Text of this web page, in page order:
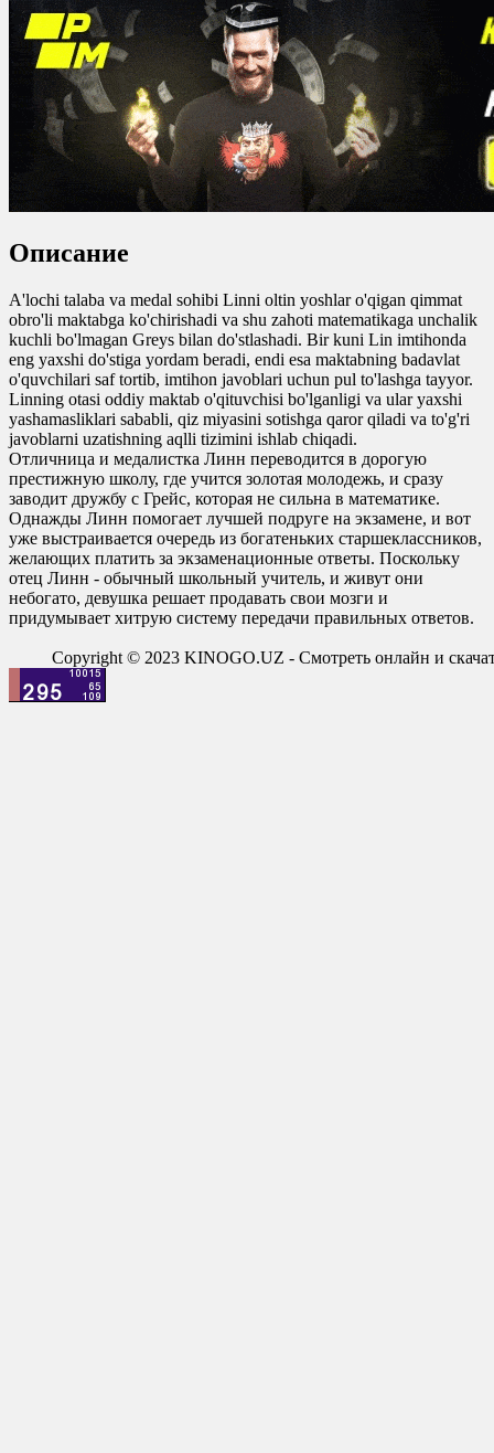
yuklash
Описание
A'lochi talaba va medal sohibi Linni oltin yoshlar o'qigan qimmat
obro'li maktabga ko'chirishadi va shu zahoti matematikaga unchalik
kuchli bo'lmagan Greys bilan do'stlashadi. Bir kuni Lin imtihonda
eng yaxshi do'stiga yordam beradi, endi esa maktabning badavlat
o'quvchilari saf tortib, imtihon javoblari uchun pul to'lashga tayyor.
Linning otasi oddiy maktab o'qituvchisi bo'lganligi va ular yaxshi
yashamasliklari sababli, qiz miyasini sotishga qaror qiladi va to'g'ri
javoblarni uzatishning aqlli tizimini ishlab chiqadi.
Отличница и медалистка Линн переводится в дорогую
престижную школу, где учится золотая молодежь, и сразу
заводит дружбу с Грейс, которая не сильна в математике.
Однажды Линн помогает лучшей подруге на экзамене, и вот
уже выстраивается очередь из богатеньких старшеклассников,
желающих платить за экзаменационные ответы. Поскольку
отец Линн - обычный школьный учитель, и живут они
небогато, девушка решает продавать свои мозги и
придумывает хитрую систему передачи правильных ответов.
Copyright © 2023 KINOGO.UZ - Смотреть онлайн и